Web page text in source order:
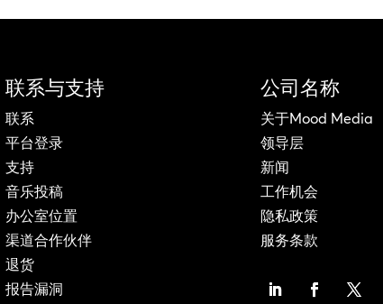
联系与支持
联系
平台登录
支持
音乐投稿
办公室位置
渠道合作伙伴
退货
报告漏洞
公司名称
关于Mood Media
领导层
新闻
工作机会
隐私政策
服务条款